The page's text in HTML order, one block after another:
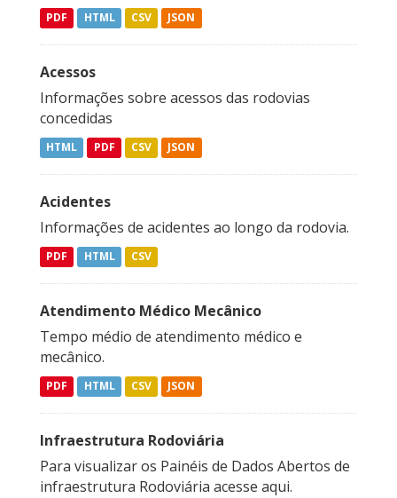
PDF HTML CSV JSON
Acessos
Informações sobre acessos das rodovias
concedidas
HTML PDF CSV JSON
Acidentes
Informações de acidentes ao longo da rodovia.
PDF HTML CSV
Atendimento Médico Mecânico
Tempo médio de atendimento médico e
mecânico.
PDF HTML CSV JSON
Infraestrutura Rodoviária
Para visualizar os Painéis de Dados Abertos de
infraestrutura Rodoviária acesse aqui.